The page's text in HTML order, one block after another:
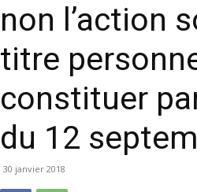
non l’action
titre
constituer
du 12
30 janvier 2018